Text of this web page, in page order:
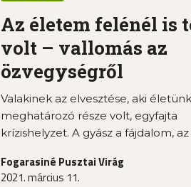
Az életem felénél is
volt – vallomás az
özvegységről
Valakinek az elvesztése, aki életünk
meghatározó része volt, egyfajta
krízishelyzet. A gyász a fájdalom, az
Fogarasiné Pusztai Virág
2021. március 11.